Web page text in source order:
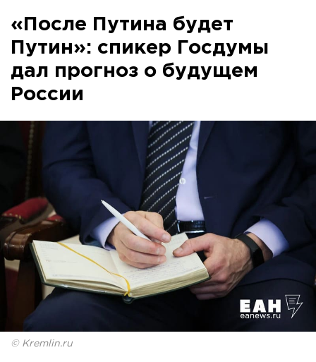
«После Путина будет
Путин»: спикер Госдумы
дал прогноз о будущем
России
© Kremlin.ru